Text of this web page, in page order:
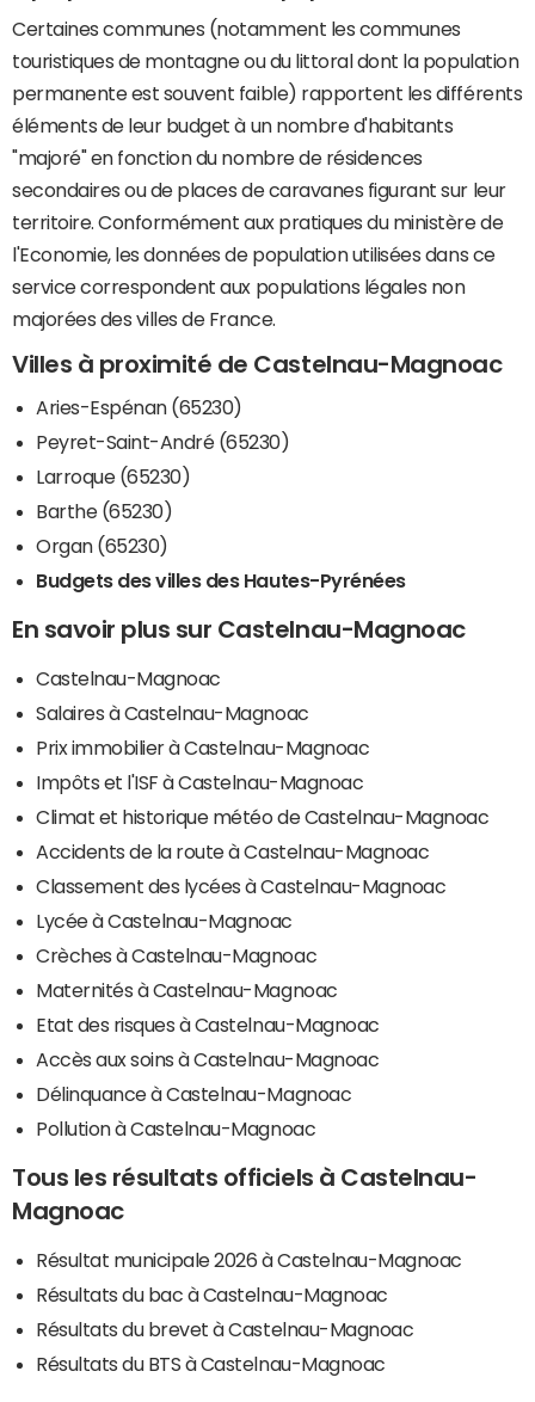
Certaines communes (notamment les communes
touristiques de montagne ou du littoral dont la population
permanente est souvent faible) rapportent les différents
éléments de leur budget à un nombre d'habitants
"majoré" en fonction du nombre de résidences
secondaires ou de places de caravanes figurant sur leur
territoire. Conformément aux pratiques du ministère de
l'Economie, les données de population utilisées dans ce
service correspondent aux populations légales non
majorées des villes de France.
Villes à proximité de Castelnau-Magnoac
Aries-Espénan (65230)
Peyret-Saint-André (65230)
Larroque (65230)
Barthe (65230)
Organ (65230)
Budgets des villes des Hautes-Pyrénées
En savoir plus sur Castelnau-Magnoac
Castelnau-Magnoac
Salaires à Castelnau-Magnoac
Prix immobilier à Castelnau-Magnoac
Impôts et l'ISF à Castelnau-Magnoac
Climat et historique météo de Castelnau-Magnoac
Accidents de la route à Castelnau-Magnoac
Classement des lycées à Castelnau-Magnoac
Lycée à Castelnau-Magnoac
Crèches à Castelnau-Magnoac
Maternités à Castelnau-Magnoac
Etat des risques à Castelnau-Magnoac
Accès aux soins à Castelnau-Magnoac
Délinquance à Castelnau-Magnoac
Pollution à Castelnau-Magnoac
Tous les résultats officiels à Castelnau-
Magnoac
Résultat municipale 2026 à Castelnau-Magnoac
Résultats du bac à Castelnau-Magnoac
Résultats du brevet à Castelnau-Magnoac
Résultats du BTS à Castelnau-Magnoac